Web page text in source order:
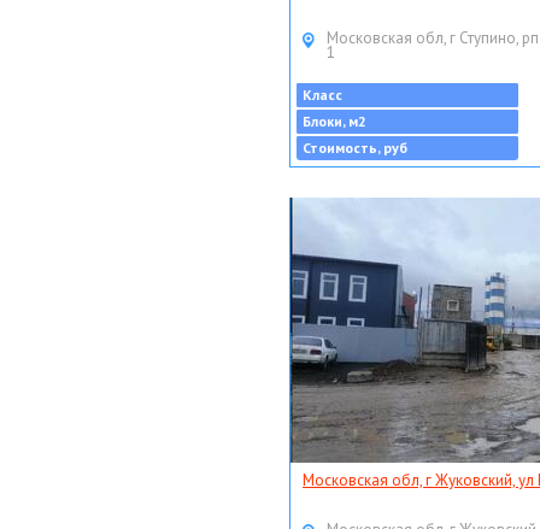
Московская обл, г Ступино,
1
Класс
Блоки, м2
Стоимость, руб
Московская обл, г Жуковский,